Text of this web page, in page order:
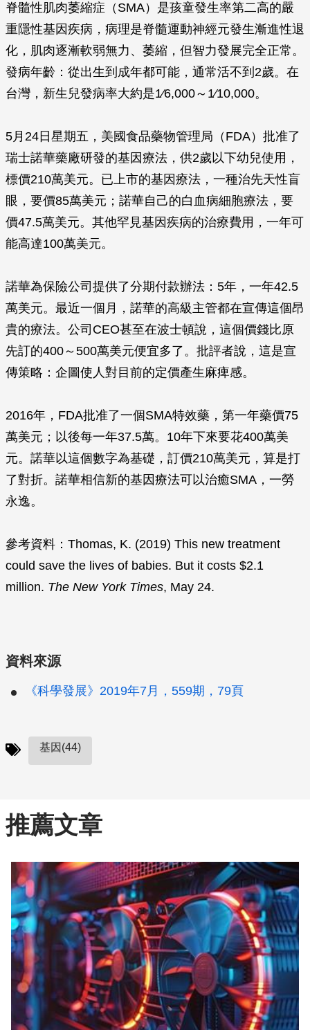
脊髓性肌肉萎縮症（SMA）是孩童發生率第二高的嚴
重隱性基因疾病，病理是脊髓運動神經元發生漸進性退
化，肌肉逐漸軟弱無力、萎縮，但智力發展完全正常。
發病年齡：從出生到成年都可能，通常活不到2歲。在
台灣，新生兒發病率大約是1∕6,000～1∕10,000。
5月24日星期五，美國食品藥物管理局（FDA）批准了
瑞士諾華藥廠研發的基因療法，供2歲以下幼兒使用，
標價210萬美元。已上市的基因療法，一種治先天性盲
眼，要價85萬美元；諾華自己的白血病細胞療法，要
價47.5萬美元。其他罕見基因疾病的治療費用，一年可
能高達100萬美元。
諾華為保險公司提供了分期付款辦法：5年，一年42.5
萬美元。最近一個月，諾華的高級主管都在宣傳這個昂
貴的療法。公司CEO甚至在波士頓說，這個價錢比原
先訂的400～500萬美元便宜多了。批評者說，這是宣
傳策略：企圖使人對目前的定價產生麻痺感。
2016年，FDA批准了一個SMA特效藥，第一年藥價75
萬美元；以後每一年37.5萬。10年下來要花400萬美
元。諾華以這個數字為基礎，訂價210萬美元，算是打
了對折。諾華相信新的基因療法可以治癒SMA，一勞
永逸。
參考資料：Thomas, K. (2019) This new treatment
could save the lives of babies. But it costs $2.1
million. The New York Times, May 24.
資料來源
《科學發展》2019年7月，559期，79頁
基因(44)
推薦文章